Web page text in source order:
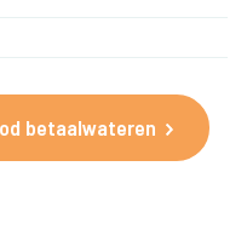
betaalwateren